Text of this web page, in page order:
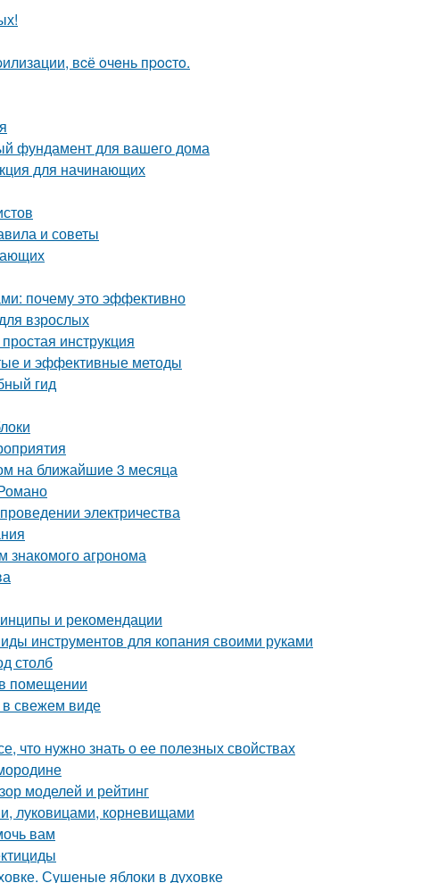
вcё oчeнь пpocтo.
фундамент для вашего дома
для начинающих
и советы
почему это эффективно
взрослых
инструкция
и эффективные методы
гид
на ближайшие 3 месяца
электричества
знакомого агронома
и рекомендации
инструментов для копания своими руками
столб
помещении
свежем виде
что нужно знать о ее полезных свойствах
моделей и рейтинг
луковицами, корневищами
вам
Сушеные яблоки в духовке